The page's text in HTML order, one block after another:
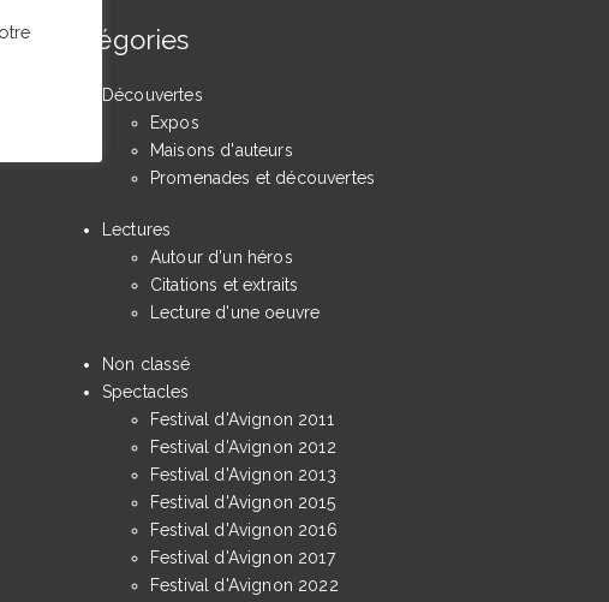
Catégories
Découvertes
Expos
Maisons d'auteurs
Promenades et découvertes
Lectures
Autour d'un héros
Citations et extraits
Lecture d'une oeuvre
Non classé
Spectacles
Festival d'Avignon 2011
Festival d'Avignon 2012
Festival d'Avignon 2013
Festival d'Avignon 2015
Festival d'Avignon 2016
Festival d'Avignon 2017
Festival d'Avignon 2022